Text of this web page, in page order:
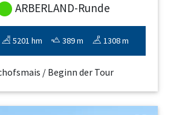
ARBERLAND-Runde
5201 hm 389 m 1308 m
/ Beginn der Tour